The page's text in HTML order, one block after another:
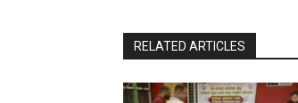
RELATED ARTICLES